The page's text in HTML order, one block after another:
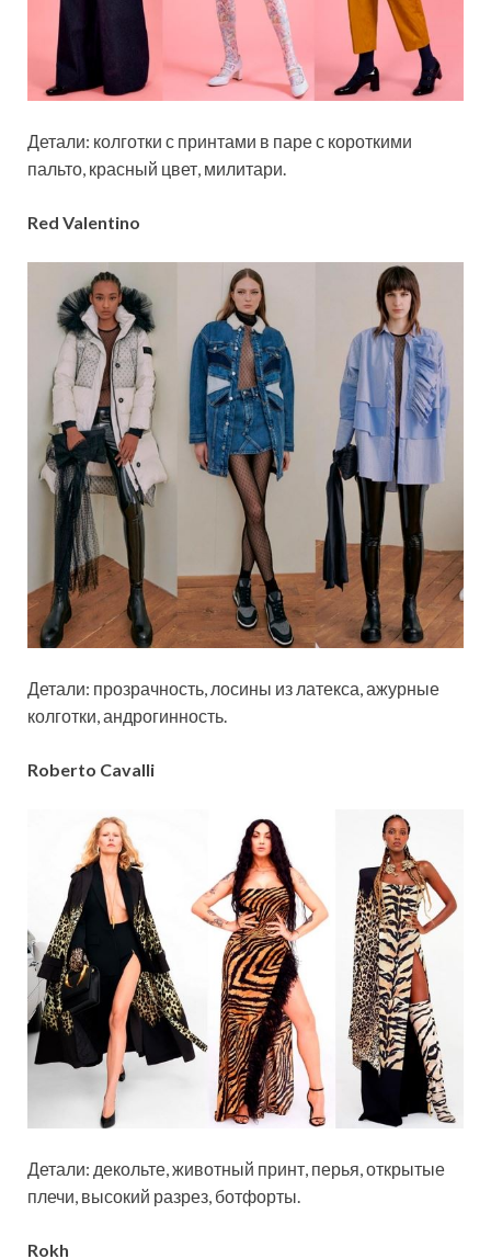
Детали: колготки с принтами в паре с короткими
пальто, красный цвет, милитари.
Red Valentino
Детали: прозрачность, лосины из латекса, ажурные
колготки, андрогинность.
Roberto Cavalli
Детали: декольте, животный принт, перья, открытые
плечи, высокий разрез, ботфорты.
Rokh